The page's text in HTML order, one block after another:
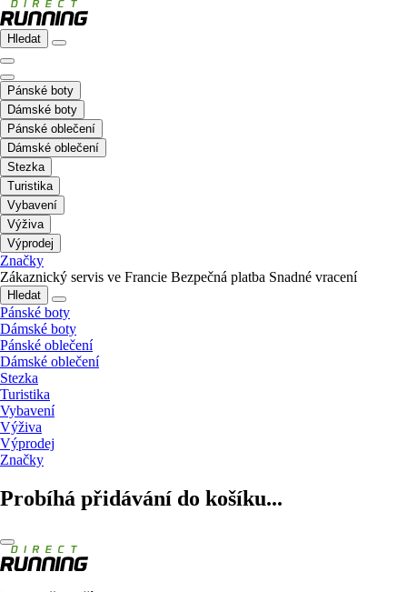
Hledat
Pánské boty
Dámské boty
Pánské oblečení
Dámské oblečení
Stezka
Turistika
Vybavení
Výživa
Výprodej
Značky
Zákaznický servis ve Francie Bezpečná platba Snadné vracení
Hledat
Pánské boty
Dámské boty
Pánské oblečení
Dámské oblečení
Stezka
Turistika
Vybavení
Výživa
Výprodej
Značky
Probíhá přidávání do košíku...